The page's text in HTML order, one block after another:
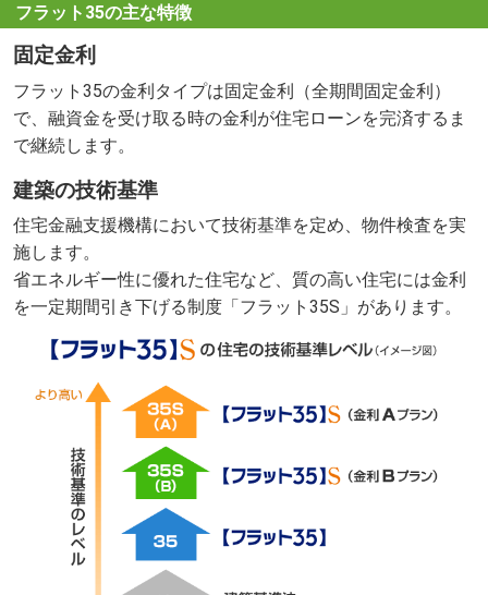
フラット35の主な特徴
固定金利
フラット35の金利タイプは固定金利（全期間固定金利）
で、融資金を受け取る時の金利が住宅ローンを完済するま
で継続します。
建築の技術基準
住宅金融支援機構において技術基準を定め、物件検査を実
施します。
省エネルギー性に優れた住宅など、質の高い住宅には金利
を一定期間引き下げる制度「フラット35S」があります。